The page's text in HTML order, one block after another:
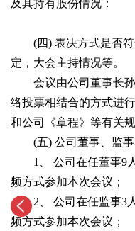
及其持有股份情况：
(四) 表决方式是否符
定，大会主持情况等。
会议由公司董事长孙
络投票相结合的方式进
和公司《章程》等有关规
(五) 公司董事、监事
1、 公司在任董事9人
频方式参加本次会议；
2、 公司在任监事3人
频方式参加本次会议；